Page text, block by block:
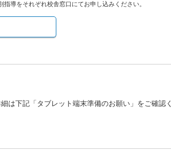
導をそれぞれ校舎窓口にてお申し込みください。
は下記「タブレット端末準備のお願い」をご確認く